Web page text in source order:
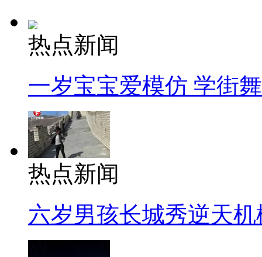
热点新闻
一岁宝宝爱模仿 学街
热点新闻
六岁男孩长城秀逆天机